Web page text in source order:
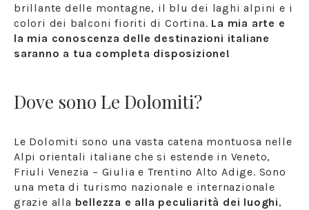
brillante delle montagne, il blu dei laghi alpini e i
colori dei balconi fioriti di Cortina. La mia arte e
la mia conoscenza delle destinazioni italiane
saranno a tua completa disposizione!
Dove sono Le Dolomiti?
Le Dolomiti sono una vasta catena montuosa nelle
Alpi orientali italiane che si estende in Veneto,
Friuli Venezia – Giulia e Trentino Alto Adige. Sono
una meta di turismo nazionale e internazionale
grazie alla bellezza e alla peculiarità dei luoghi,